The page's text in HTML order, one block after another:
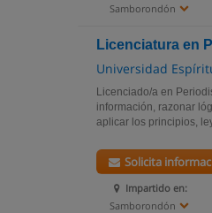
Samborondón
Licenciatura en
Universidad
Licenciado/a en
información, razonar
aplicar los principios,
Impartido en:
Samborondón
Solicita